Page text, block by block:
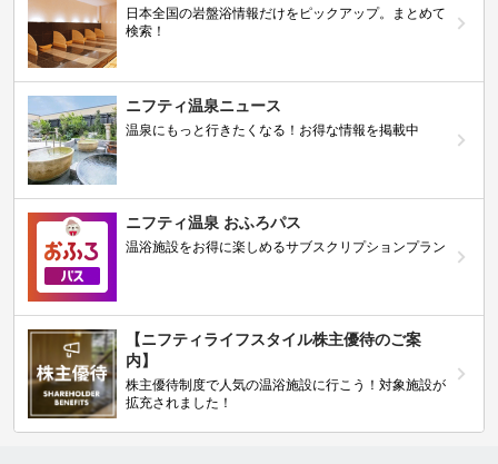
日本全国の岩盤浴情報だけをピックアップ。まとめて
検索！
ニフティ温泉ニュース
温泉にもっと行きたくなる！お得な情報を掲載中
ニフティ温泉 おふろパス
温浴施設をお得に楽しめるサブスクリプションプラン
【ニフティライフスタイル株主優待のご案
内】
株主優待制度で人気の温浴施設に行こう！対象施設が
拡充されました！